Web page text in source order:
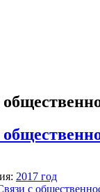
2017 год
с